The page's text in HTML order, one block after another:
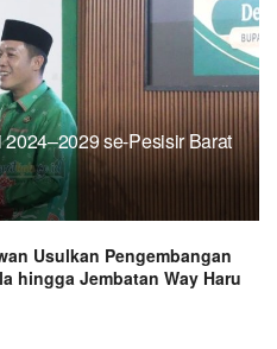
se-Pesisir Barat
Usulkan Pengembangan
hingga Jembatan Way Haru